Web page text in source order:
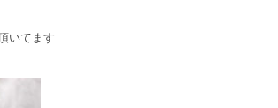
いてます